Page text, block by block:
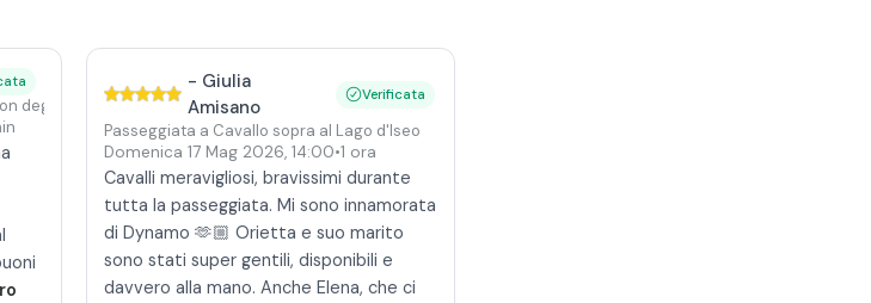
degustazione di prodotti tipici
- Giulia
Amisano
Verificata
Passeggiata a Cavallo sopra al Lago d'Iseo
Domenica 17 Mag 2026, 14:00•1 ora
Cavalli meravigliosi, bravissimi durante
tutta la passeggiata. Mi sono innamorata
di Dynamo 🫶🏼 Orietta e suo marito
sono stati super gentili, disponibili e
davvero alla mano. Anche Elena, che ci